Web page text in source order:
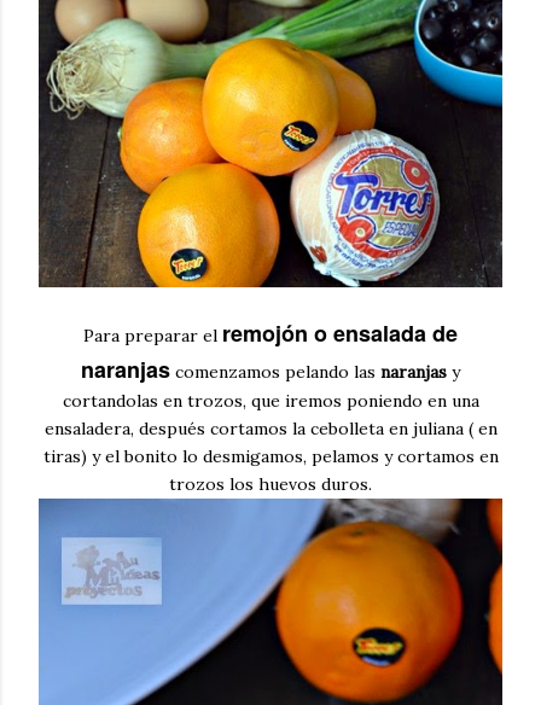
Para preparar el remojón o ensalada de
naranjas comenzamos pelando las naranjas y
cortandolas en trozos, que iremos poniendo en una
ensaladera, después cortamos la cebolleta en juliana ( en
tiras) y el bonito lo desmigamos, pelamos y cortamos en
trozos los huevos duros.